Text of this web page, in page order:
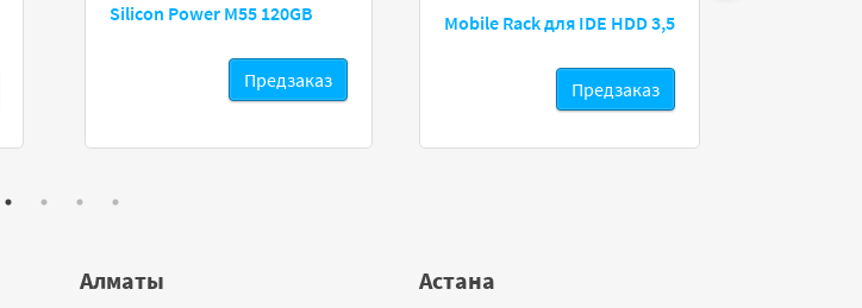
Silicon Power M55 120GB
Предзаказ
Mobile Rack для IDE HDD 3,5
Предзаказ
Алматы Астана